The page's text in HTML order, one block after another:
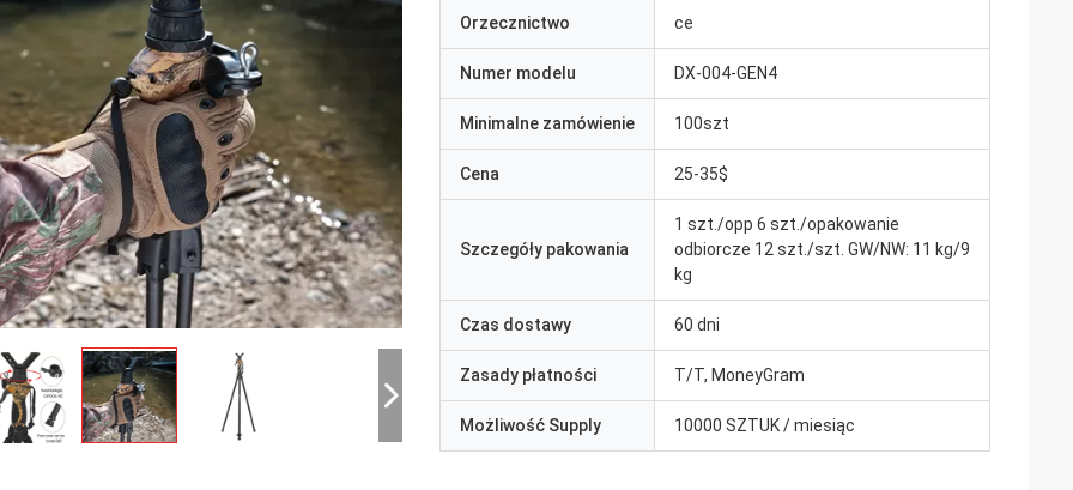
Orzecznictwo ce
Numer modelu DX-004-GEN4
Minimalne zamówienie 100szt
Cena 25-35$
Szczegóły pakowania
1 szt./opp 6 szt./opakowanie
odbiorcze 12 szt./szt. GW/NW: 11 kg/9
kg
Czas dostawy 60 dni
Zasady płatności T/T, MoneyGram
Możliwość Supply 10000 SZTUK / miesiąc